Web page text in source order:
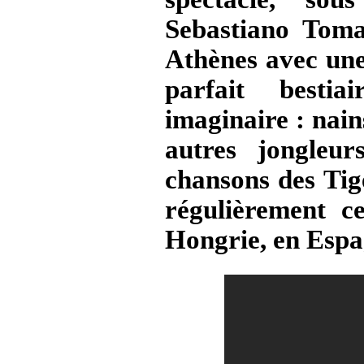
Sebastiano
Athènes avec
parfait
imaginaire :
autres
chansons des
régulièrement
Hongrie, en